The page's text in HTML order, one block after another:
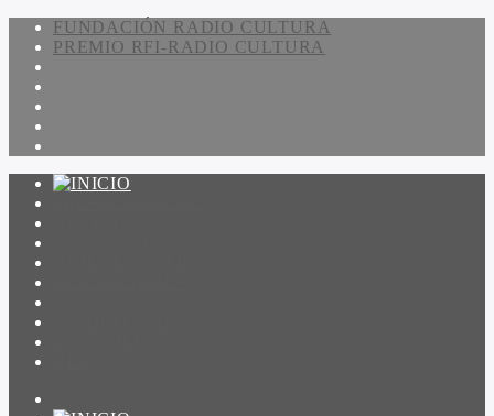
FUNDACIÓN RADIO CULTURA
PREMIO RFI-RADIO CULTURA